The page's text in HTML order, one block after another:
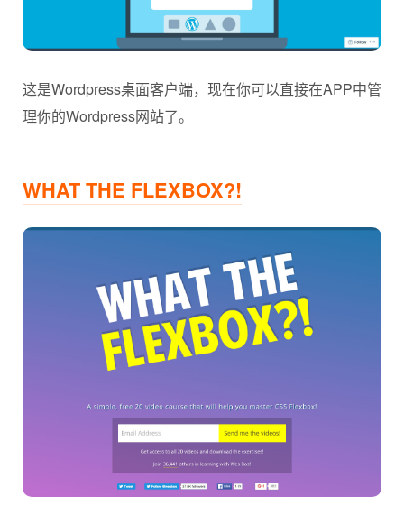
这是Wordpress桌面客户端，现在你可以直接在APP中管
理你的Wordpress网站了。
WHAT THE FLEXBOX?!